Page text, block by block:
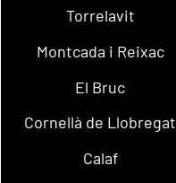
Torrelavit
Montcada i Reixac
El Bruc
Cornellà de Llobregat
Calaf